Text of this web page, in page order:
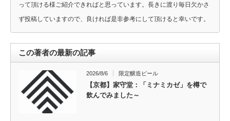
って頂ける様ご紹介できればと思っています。長きに渡り毎日欠かさ
ず投稿していますので、良ければ是非参考にして頂けると幸いです。
この著者の最新の記事
2026/8/6 限定醸造ビール
【京都】家守堂：「ミナミカゼ」を樽で
飲んでみました～